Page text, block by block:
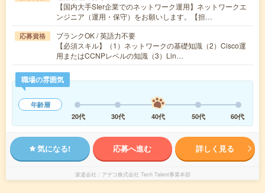
【国内大手SIer企業でのネットワーク運用】ネットワークエ
ンジニア（運用・保守）をお願いします。【担…
応募資格
ブランクOK / 英語力不要
【必須スキル】（1）ネットワークの基礎知識（2）Cisco運
用またはCCNPレベルの知識（3）Lin…
職場の雰囲気
年齢層
20代
30代 40代 50代 60代
気になる! 応募へ進む 詳しく見る
派遣会社 アデコ株式会社 Tech Talent事業本部